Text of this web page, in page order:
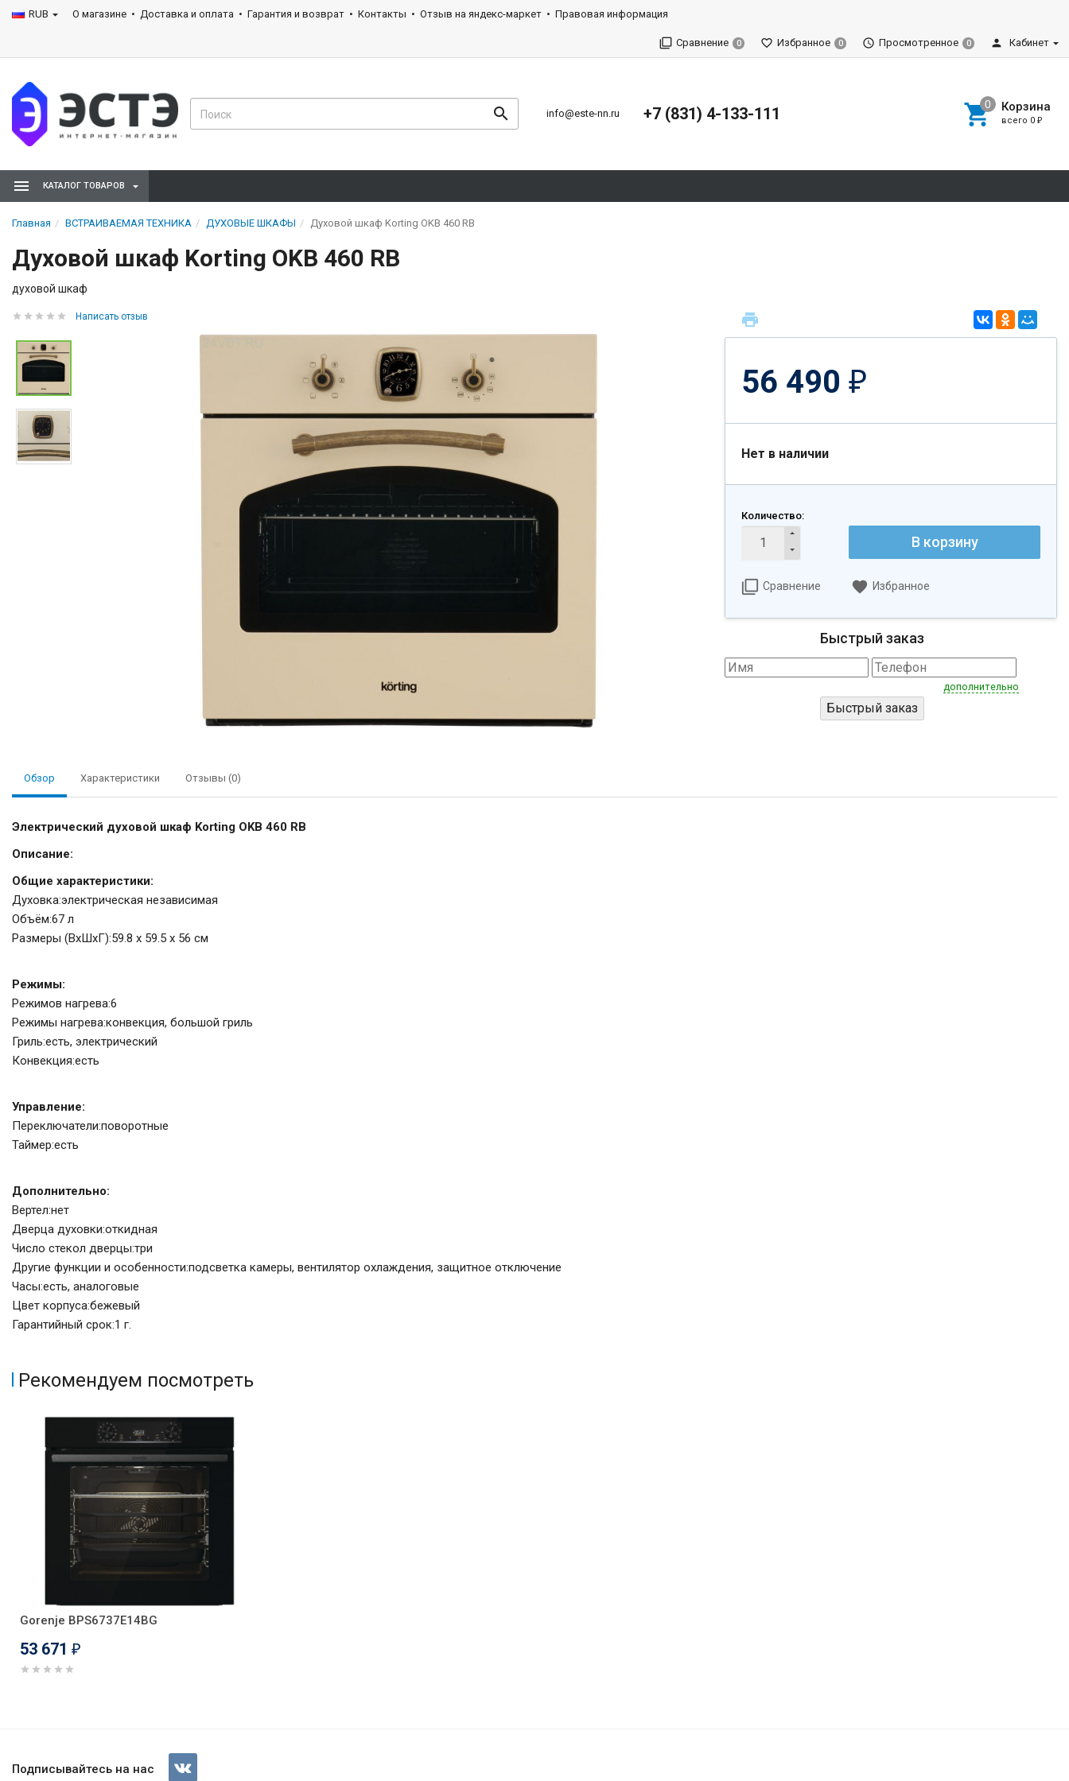
RUB О магазине Доставка и оплата Гарантия и возврат Контакты Отзыв на яндекс-маркет Правовая информация
Сравнение 0 Избранное 0 Просмотренное 0 Кабинет
info@este-nn.ru +7 (831) 4-133-111 Корзина
всего 0 ₽
КАТАЛОГ ТОВАРОВ
Главная ВСТРАИВАЕМАЯ ТЕХНИКА ДУХОВЫЕ ШКАФЫ Духовой шкаф Korting OKB 460 RB
Духовой шкаф Korting OKB 460 RB
духовой шкаф
Написать отзыв
56 490 ₽
Нет в наличии
Количество:
В корзину
Сравнение Избранное
Быстрый заказ
дополнительно
Обзор Характеристики Отзывы (0)
Электрический духовой шкаф Korting OKB 460 RB
Описание:
Общие характеристики:
Духовка:электрическая независимая
Объём:67 л
Размеры (ВхШхГ):59.8 х 59.5 x 56 см
Режимы:
Режимов нагрева:6
Режимы нагрева:конвекция, большой гриль
Гриль:есть, электрический
Конвекция:есть
Управление:
Переключатели:поворотные
Таймер:есть
Дополнительно:
Вертел:нет
Дверца духовки:откидная
Число стекол дверцы:три
Другие функции и особенности:подсветка камеры, вентилятор охлаждения, защитное отключение
Часы:есть, аналоговые
Цвет корпуса:бежевый
Гарантийный срок:1 г.
Рекомендуем посмотреть
Gorenje BPS6737E14BG
53 671 ₽
Духовой шкаф Korting OKB 460 RB
Подписывайтесь на нас